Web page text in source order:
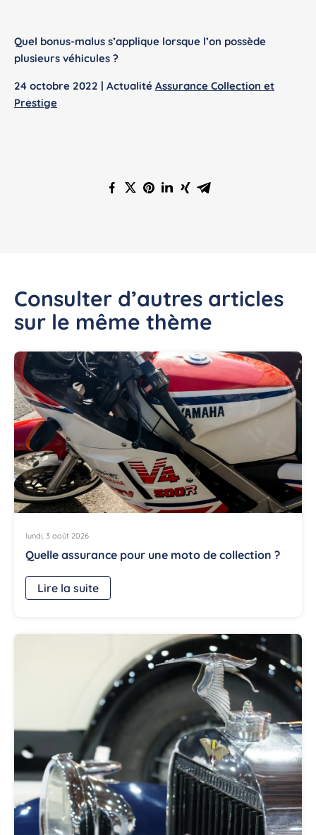
Quel bonus-malus s’applique lorsque l’on possède
plusieurs véhicules ?
24 octobre 2022 | Actualité Assurance Collection et
Prestige
Consulter d’autres articles
sur le même thème
lundi, 3 août 2026
Quelle assurance pour une moto de collection ?
Lire la suite